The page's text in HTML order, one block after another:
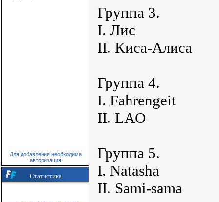
Для добавления необходима
авторизация
Статистика
Группа 3.
I. Лис
II. Киса-Алиса
Группа 4.
I. Fahrengeit
II. LAO
Группа 5.
I. Natasha
II. Sami-sama